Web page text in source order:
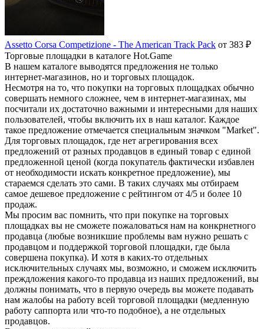
Assetto Corsa Competizione - The American Track Pack от 383 ₽
Торговые площадки в каталоге Hot.Game
В нашем каталоге выводятся предложения не только
интернет-магазинов, но и торговых площадок.
Несмотря на то, что покупки на торговых площадках обычно
совершать немного сложнее, чем в интернет-магазинах, мы
посчитали их достаточно важными и интересными для наших
пользователей, чтобы включить их в наш каталог. Каждое
такое предложение отмечается специальным значком "Market".
Для торговых площадок, где нет агрегирования всех
предложений от разных продавцов в единый товар с единой
предложенной ценой (когда покупатель фактически избавлен
от необходимости искать конкретное предложение), мы
стараемся сделать это сами. В таких случаях мы отбираем
самое дешевое предложение с рейтингом от 4/5 и более 10
продаж.
Мы просим вас помнить, что при покупке на торговых
площадках вы не сможете пожаловаться нам на конкрнетного
продавца (любые возникшие проблемы вам нужно решать с
продавцом и поддержкой торговой площадки, где была
совершена покупка). И хотя в каких-то отдельных
исключительных случаях мы, возможно, и сможем исключить
преждложения какого-то продавца из наших предложений, вы
должны понимать, что в первую очередь вы можете подавать
нам жалобы на работу всей торговой площадки (медленную
работу саппорта или что-то подобное), а не отдельных
продавцов.